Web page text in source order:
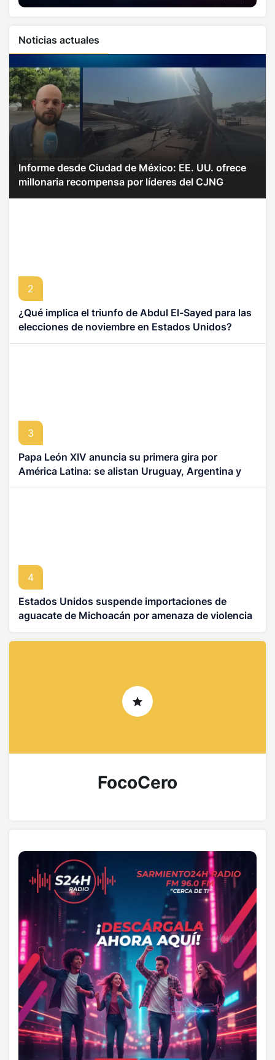
Noticias actuales
Informe desde Ciudad de México: EE. UU. ofrece
millonaria recompensa por líderes del CJNG
2
¿Qué implica el triunfo de Abdul El-Sayed para las
elecciones de noviembre en Estados Unidos?
3
Papa León XIV anuncia su primera gira por
América Latina: se alistan Uruguay, Argentina y
Perú
4
Estados Unidos suspende importaciones de
aguacate de Michoacán por amenaza de violencia
FocoCero